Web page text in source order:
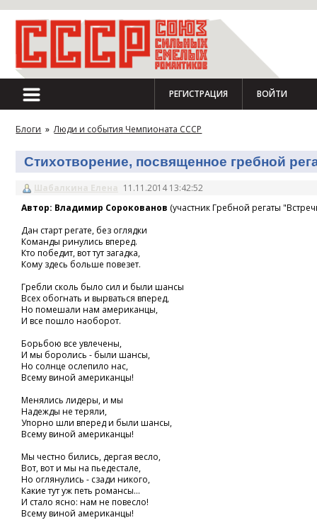
РЕГИСТРАЦИЯ ВОЙТИ
Блоги » Люди и события Чемпионата СССР
Стихотворение, посвященное гребной
Шабалкина Елена 11.11.2014 13:42:52
Автор: Владимир Сорокованов (участник Гребной регаты
Дан старт регате, без оглядки
Команды ринулись вперед.
Кто победит, вот тут загадка,
Кому здесь больше повезет.
Гребли сколь было сил и были шансы
Всех обогнать и вырваться вперед,
Но помешали нам американцы,
И все пошло наоборот.
Борьбою все увлечены,
И мы боролись - были шансы,
Но солнце ослепило нас,
Всему виной американцы!
Менялись лидеры, и мы
Надежды не теряли,
Упорно шли вперед и были шансы,
Всему виной американцы!
Мы честно бились, дергая весло,
Вот, вот и мы на пьедестале,
Но оглянулись - сзади никого,
Какие тут уж петь романсы...
И стало ясно: нам не повесло!
Всему виной американцы!